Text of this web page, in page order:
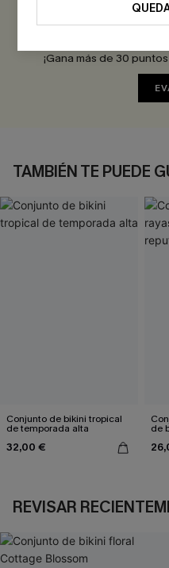
¡Gana más de 30
TAMBIÉN TE PUEDE
Conjunto de bikini tropical
de temporada alta
32,00 €
de
REVISAR